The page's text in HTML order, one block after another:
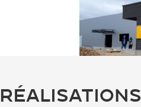
RÉALISATIONS